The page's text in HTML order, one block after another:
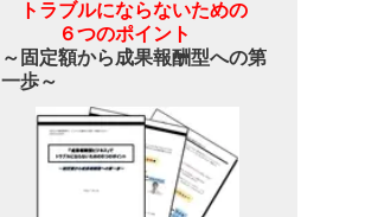
トラブルにならないための
６つのポイント
～固定額から成果報酬型への第
一歩～